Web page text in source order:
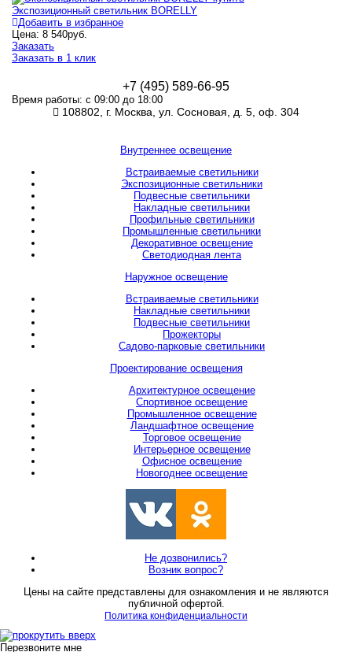
Экспозиционный светильник BORELLY
Добавить в избранное
Цена: 8 540руб.
Заказать
Заказать в 1 клик
+7 (495) 589-66-95
Время работы: с 09:00 до 18:00
108802, г. Москва, ул. Сосновая, д. 5, оф. 304
Внутреннее освещение
Встраиваемые светильники
Экспозиционные светильники
Подвесные светильники
Накладные светильники
Профильные светильники
Промышленные светильники
Декоративное освещение
Светодиодная лента
Наружное освещение
Встраиваемые светильники
Накладные светильники
Подвесные светильники
Прожекторы
Садово-парковые светильники
Проектирование освещения
Архитектурное освещение
Спортивное освещение
Промышленное освещение
Ландшафтное освещение
Торговое освещение
Интерьерное освещение
Офисное освещение
Новогоднее освещение
Не дозвонились?
Возник вопрос?
Цены на сайте представлены для ознакомления и не являются
публичной офертой.
Политика конфиденциальности
Перезвоните мне